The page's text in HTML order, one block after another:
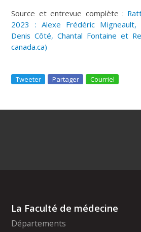
Source et entrevue complète :
2023 : Alexe Frédéric Migneault,
Denis Côté, Chantal Fontaine et
canada.ca)
Tweeter Partager Courriel
La Faculté de médecine
Départements